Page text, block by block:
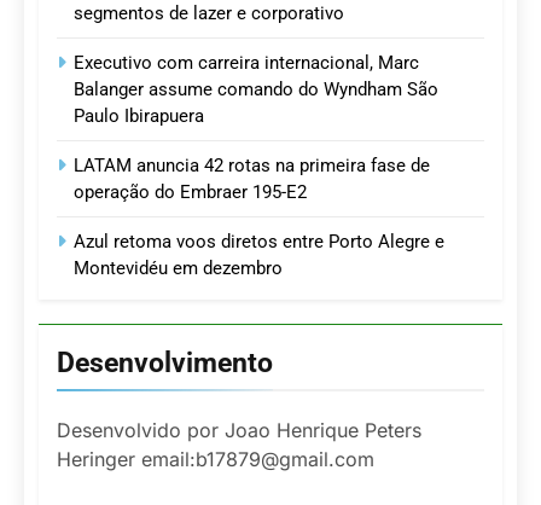
segmentos de lazer e corporativo
Executivo com carreira internacional, Marc
Balanger assume comando do Wyndham São
Paulo Ibirapuera
LATAM anuncia 42 rotas na primeira fase de
operação do Embraer 195-E2
Azul retoma voos diretos entre Porto Alegre e
Montevidéu em dezembro
Desenvolvimento
Desenvolvido por Joao Henrique Peters
Heringer email:b17879@gmail.com